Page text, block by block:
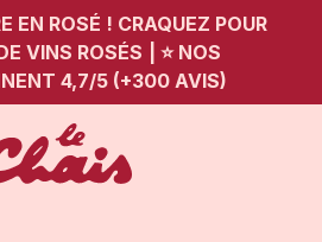
EN ROSÉ ! CRAQUEZ POUR
VINS ROSÉS
⭐ NOS
4,7/5 (+300 AVIS)